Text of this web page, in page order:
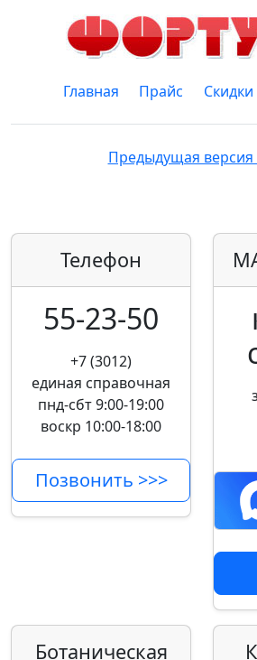
Главная Прайс Скидки
Предыдущая версия
Телефон
55-23-50
+7 (3012)
единая справочная
пнд-сбт 9:00-19:00
воскр 10:00-18:00
Позвонить >>>
Ботаническая